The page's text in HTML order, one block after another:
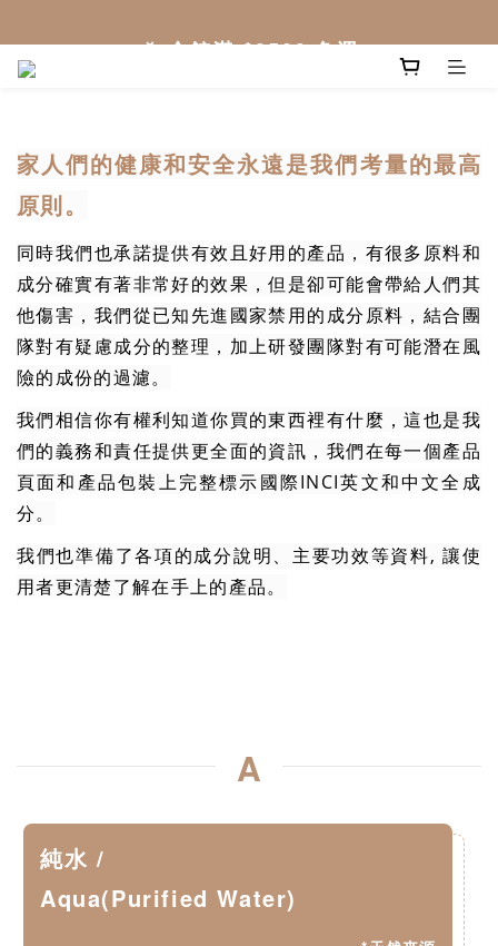
家人們的健康和安全永遠是我們考量的最高
原則。
同時我們也承諾提供有效且好用的產品，有很多原料和
成分確實有著非常好的效果，但是卻可能會帶給人們其
他傷害，我們從已知先進國家禁用的成分原料，結合團
隊對有疑慮成分的整理，加上研發團隊對有可能潛在風
險的成份的過濾。
我們相信你有權利知道你買的東西裡有什麼，這也是我
們的義務和責任提供更全面的資訊，我們在每一個產品
頁面和產品包裝上完整標示國際INCI英文和中文全成
分。
我們也準備了各項的成分說明、主要功效等資料, 讓使
用者更清楚了解在手上的產品。
A
純水 /
Aqua(Purified Water)